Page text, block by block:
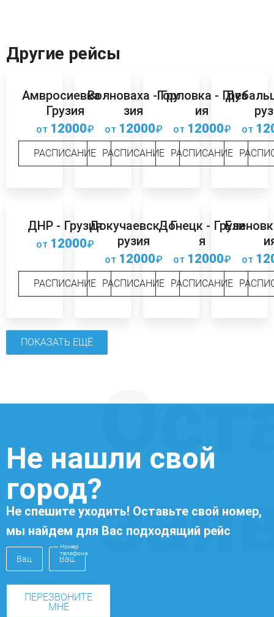
Другие рейсы
Амвросиевка -
Грузия
от 12000₽
РАСПИСАНИЕ
Волноваха - Гру
зия
от 12000₽
РАСПИСАНИЕ
Горловка - Груз
ия
от 12000₽
РАСПИСАНИЕ
от
ДНР - Грузия
от 12000₽
РАСПИСАНИЕ
Докучаевск - Г
рузия
от 12000₽
РАСПИСАНИЕ
Донецк - Грузи
я
от 12000₽
РАСПИСАНИЕ
от
ПОКАЗАТЬ ЕЩЁ
Не нашли свой
город?
Не спешите уходить! Оставьте свой номер,
мы найдем для Вас подходящий рейс
Номер
телефона
ПЕРЕЗВОНИТЕ
МНЕ